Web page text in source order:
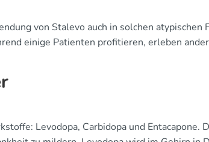
von Stalevo auch in solchen atypischen
einige Patienten profitieren, erleben
Levodopa, Carbidopa und Entacapone.